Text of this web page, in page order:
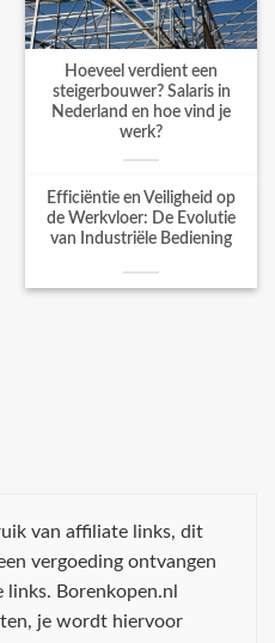
Hoeveel verdient een
steigerbouwer? Salaris in
Nederland en hoe vind je
werk?
Efficiëntie en Veiligheid op
de Werkvloer: De Evolutie
van Industriële Bediening
van affiliate links, dit
vergoeding ontvangen
links. Borenkopen.nl
je wordt hiervoor